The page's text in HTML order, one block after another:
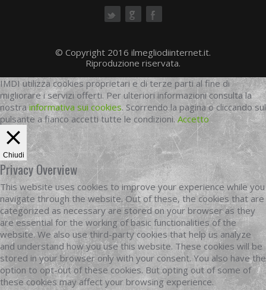
© Copyright 2016 ilmegliodiinternet.it.
Riproduzione riservata.
IMDI utilizza cookies proprietari e di terze parti al fine di
migliorare i servizi offerti. Per ulteriori informazioni consulta la
nostrainformativa sui cookies. Scorrendo la pagina o cliccando sul
pulsante a fianco accetti tutte le condizioni. Accetto
Chiudi
Privacy Overview
This website uses cookies to improve your experience while you
navigate through the website. Out of these, the cookies that are
categorized as necessary are stored on your browser as they
are essential for the working of basic functionalities of the
website. We also use third-party cookies that help us analyze
and understand how you use this website. These cookies will be
stored in your browser only with your consent. You also have the
option to opt-out of these cookies. But opting out of some of
these cookies may affect your browsing experience.